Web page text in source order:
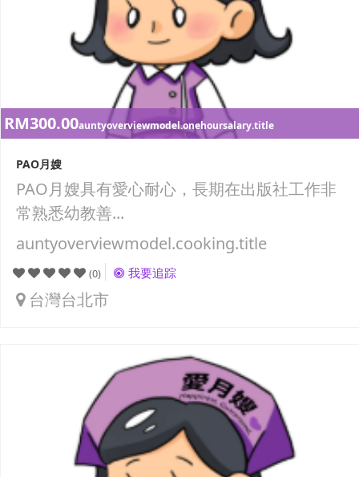
RM300.00auntyoverviewmodel.onehoursalary.title
PAO月嫂
PAO月嫂具有愛心耐心，長期在出版社工作非
常熟悉幼教善...
auntyoverviewmodel.cooking.title
(0) 我要追踪
台灣台北市